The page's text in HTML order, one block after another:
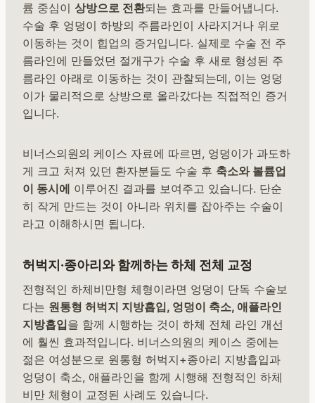
륨 중심이 상방으로 전환되는 효과를 만들어냅니다.
수술 후 엉덩이 하방의 주름라인이 사라지거나 위로
이동하는 것이 힙업의 증거입니다. 실제로 수술 전 주
름라인에 만들었던 절개구가 수술 후 새로 형성된 주
름라인 아래로 이동하는 것이 관찰되는데, 이는 엉덩
이가 물리적으로 상방으로 올라갔다는 직접적인 증거
입니다.
비너스의원의 케이스 자료에 따르면, 엉덩이가 과도하
게 크고 처져 있던 환자분들도 수술 후 축소와 볼륨업
이 동시에 이루어진 결과를 보여주고 있습니다. 단순
히 작게 만드는 것이 아니라 위치를 잡아주는 수술이
라고 이해하시면 됩니다.
허벅지·종아리와 함께하는 하체 전체 교정
전형적인 하체비만형 체형이라면 엉덩이 단독 수술보
다는 원통형 허벅지 지방흡입, 엉덩이 축소, 애플라인
지방흡입을 함께 시행하는 것이 하체 전체 라인 개선
에 훨씬 효과적입니다. 비너스의원의 케이스 중에는
젊은 여성분으로 원통형 허벅지+종아리 지방흡입과
엉덩이 축소, 애플라인을 함께 시행해 전형적인 하체
비만 체형이 교정된 사례도 있습니다.